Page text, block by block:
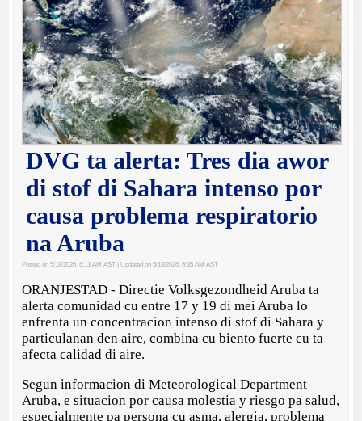
DVG ta alerta: Tres dia awor
di stof di Sahara intenso por
causa problema respiratorio
na Aruba
Posted on 5/18/2026, 6:13 AM AST | Updated on 5/18/2026, 6:35 AM AST
ORANJESTAD - Directie Volksgezondheid Aruba ta
alerta comunidad cu entre 17 y 19 di mei Aruba lo
enfrenta un concentracion intenso di stof di Sahara y
particulanan den aire, combina cu biento fuerte cu ta
afecta calidad di aire.
Segun informacion di Meteorological Department
Aruba, e situacion por causa molestia y riesgo pa salud,
especialmente pa persona cu asma, alergia, problema